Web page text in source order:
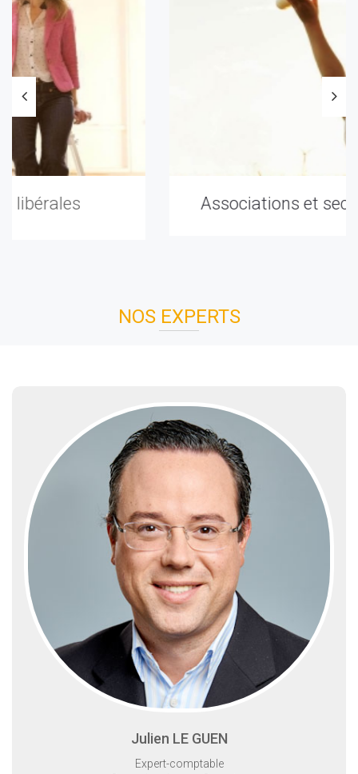
Associations et secteur non lucratif
NOS EXPERTS
Julien LE GUEN
Expert-comptable